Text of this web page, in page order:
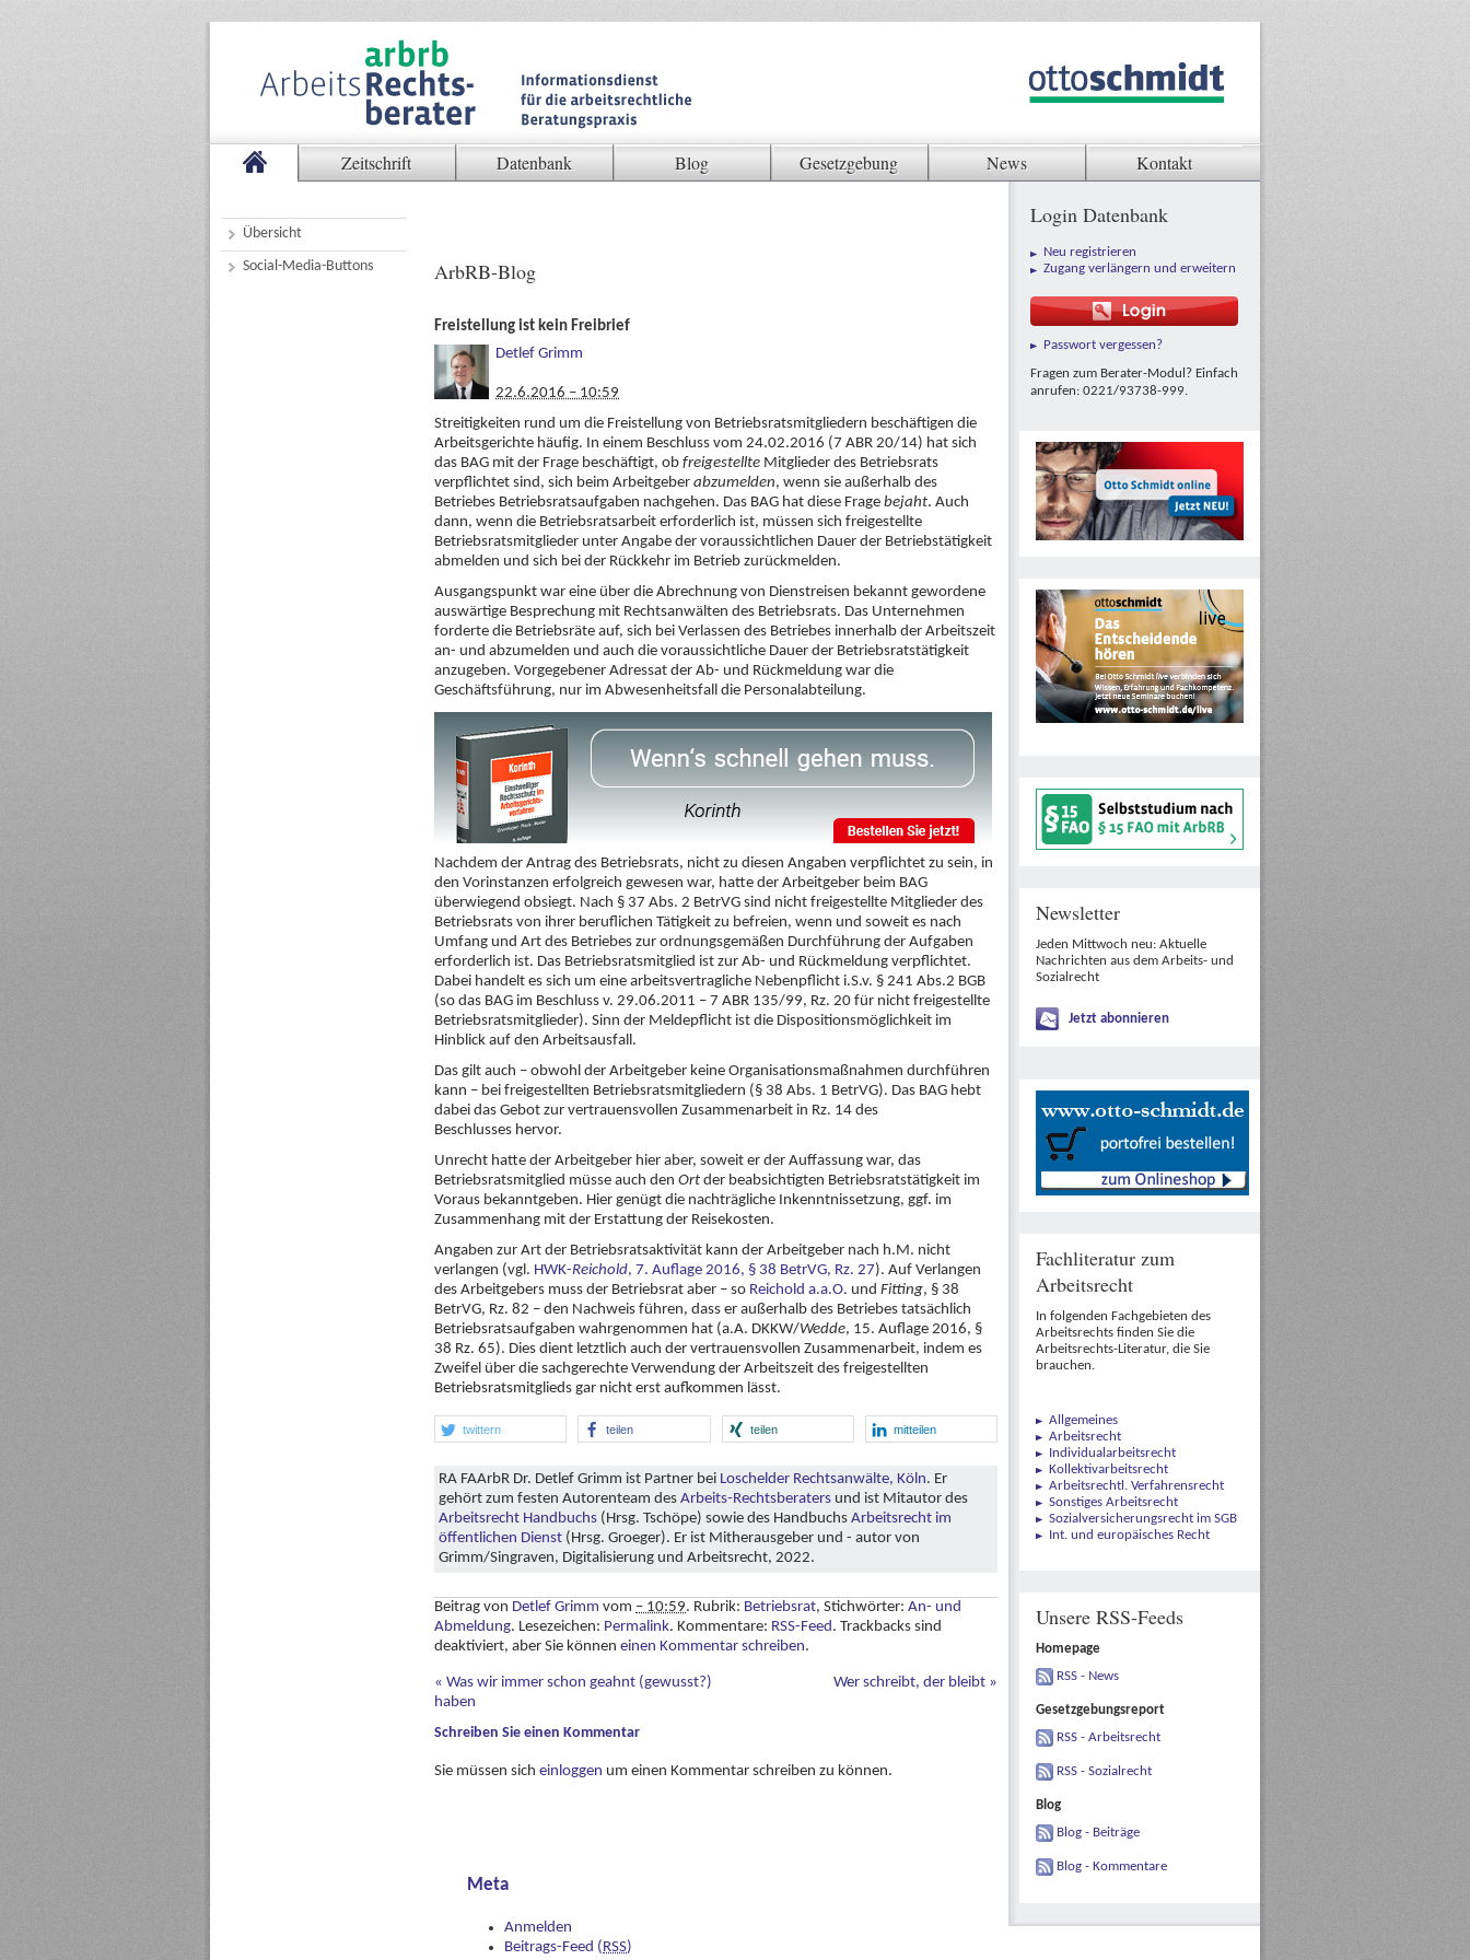
Zeitschrift Datenbank Blog Gesetzgebung News Kontakt
Übersicht
Social-Media-Buttons
ArbRB-Blog
Freistellung ist kein Freibrief
Detlef Grimm
22.6.2016 – 10:59
Streitigkeiten rund um die Freistellung von Betriebsratsmitgliedern beschäftigen die
Arbeitsgerichte häufig. In einem Beschluss vom 24.02.2016 (7 ABR 20/14) hat sich
das BAG mit der Frage beschäftigt, ob freigestellte Mitglieder des Betriebsrats
verpflichtet sind, sich beim Arbeitgeber abzumelden, wenn sie außerhalb des
Betriebes Betriebsratsaufgaben nachgehen. Das BAG hat diese Frage bejaht. Auch
dann, wenn die Betriebsratsarbeit erforderlich ist, müssen sich freigestellte
Betriebsratsmitglieder unter Angabe der voraussichtlichen Dauer der Betriebstätigkeit
abmelden und sich bei der Rückkehr im Betrieb zurückmelden.
Ausgangspunkt war eine über die Abrechnung von Dienstreisen bekannt gewordene
auswärtige Besprechung mit Rechtsanwälten des Betriebsrats. Das Unternehmen
forderte die Betriebsräte auf, sich bei Verlassen des Betriebes innerhalb der Arbeitszeit
an- und abzumelden und auch die voraussichtliche Dauer der Betriebsratstätigkeit
anzugeben. Vorgegebener Adressat der Ab- und Rückmeldung war die
Geschäftsführung, nur im Abwesenheitsfall die Personalabteilung.
Nachdem der Antrag des Betriebsrats, nicht zu diesen Angaben verpflichtet zu sein, in
den Vorinstanzen erfolgreich gewesen war, hatte der Arbeitgeber beim BAG
überwiegend obsiegt. Nach § 37 Abs. 2 BetrVG sind nicht freigestellte Mitglieder des
Betriebsrats von ihrer beruflichen Tätigkeit zu befreien, wenn und soweit es nach
Umfang und Art des Betriebes zur ordnungsgemäßen Durchführung der Aufgaben
erforderlich ist. Das Betriebsratsmitglied ist zur Ab- und Rückmeldung verpflichtet.
Dabei handelt es sich um eine arbeitsvertragliche Nebenpflicht i.S.v. § 241 Abs.2 BGB
(so das BAG im Beschluss v. 29.06.2011 – 7 ABR 135/99, Rz. 20 für nicht freigestellte
Betriebsratsmitglieder). Sinn der Meldepflicht ist die Dispositionsmöglichkeit im
Hinblick auf den Arbeitsausfall.
Das gilt auch – obwohl der Arbeitgeber keine Organisationsmaßnahmen durchführen
kann – bei freigestellten Betriebsratsmitgliedern (§ 38 Abs. 1 BetrVG). Das BAG hebt
dabei das Gebot zur vertrauensvollen Zusammenarbeit in Rz. 14 des
Beschlusses hervor.
Unrecht hatte der Arbeitgeber hier aber, soweit er der Auffassung war, das
Betriebsratsmitglied müsse auch den Ort der beabsichtigten Betriebsratstätigkeit im
Voraus bekanntgeben. Hier genügt die nachträgliche Inkenntnissetzung, ggf. im
Zusammenhang mit der Erstattung der Reisekosten.
Angaben zur Art der Betriebsratsaktivität kann der Arbeitgeber nach h.M. nicht
verlangen (vgl. HWK-Reichold, 7. Auflage 2016, § 38 BetrVG, Rz. 27). Auf Verlangen
des Arbeitgebers muss der Betriebsrat aber – so Reichold a.a.O. und Fitting, § 38
BetrVG, Rz. 82 – den Nachweis führen, dass er außerhalb des Betriebes tatsächlich
Betriebsratsaufgaben wahrgenommen hat (a.A. DKKW/Wedde, 15. Auflage 2016, §
38 Rz. 65). Dies dient letztlich auch der vertrauensvollen Zusammenarbeit, indem es
Zweifel über die sachgerechte Verwendung der Arbeitszeit des freigestellten
Betriebsratsmitglieds gar nicht erst aufkommen lässt.
twittern teilen teilen mitteilen
RA FAArbR Dr. Detlef Grimm ist Partner bei Loschelder Rechtsanwälte, Köln. Er
gehört zum festen Autorenteam des Arbeits-Rechtsberaters und ist Mitautor des
Arbeitsrecht Handbuchs (Hrsg. Tschöpe) sowie des Handbuchs Arbeitsrecht im
öffentlichen Dienst (Hrsg. Groeger). Er ist Mitherausgeber und - autor von
Grimm/Singraven, Digitalisierung und Arbeitsrecht, 2022.
Beitrag von Detlef Grimm vom – 10:59. Rubrik: Betriebsrat, Stichwörter: An- und
Abmeldung. Lesezeichen: Permalink. Kommentare: RSS-Feed. Trackbacks sind
deaktiviert, aber Sie können einen Kommentar schreiben.
« Was wir immer schon geahnt (gewusst?)
haben
Wer schreibt, der bleibt »
Schreiben Sie einen Kommentar
Sie müssen sich einloggen um einen Kommentar schreiben zu können.
Meta
Anmelden
Beitrags-Feed (RSS)
Login Datenbank
Neu registrieren
Zugang verlängern und erweitern
Passwort vergessen?
Fragen zum Berater-Modul? Einfach
anrufen: 0221/93738-999.
Newsletter
Jeden Mittwoch neu: Aktuelle
Nachrichten aus dem Arbeits- und
Sozialrecht
Jetzt abonnieren
Fachliteratur zum
Arbeitsrecht
In folgenden Fachgebieten des
Arbeitsrechts finden Sie die
Arbeitsrechts-Literatur, die Sie
brauchen.
Allgemeines
Arbeitsrecht
Individualarbeitsrecht
Kollektivarbeitsrecht
Arbeitsrechtl. Verfahrensrecht
Sonstiges Arbeitsrecht
Sozialversicherungsrecht im SGB
Int. und europäisches Recht
Unsere RSS-Feeds
Homepage
RSS - News
Gesetzgebungsreport
RSS - Arbeitsrecht
RSS - Sozialrecht
Blog
Blog - Beiträge
Blog - Kommentare